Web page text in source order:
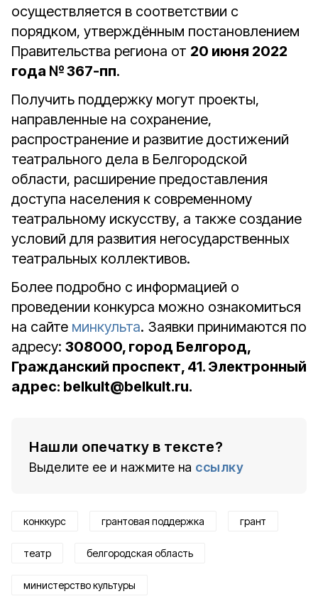
осуществляется в соответствии с
порядком, утверждённым постановлением
Правительства региона от 20 июня 2022
года № 367-пп.
Получить поддержку могут проекты,
направленные на сохранение,
распространение и развитие достижений
театрального дела в Белгородской
области, расширение предоставления
доступа населения к современному
театральному искусству, а также создание
условий для развития негосударственных
театральных коллективов.
Более подробно с информацией о
проведении конкурса можно ознакомиться
на сайте минкульта. Заявки принимаются по
адресу: 308000, город Белгород,
Гражданский проспект, 41. Электронный
адрес: belkult@belkult.ru.
Нашли опечатку в тексте?
Выделите ее и нажмите на ссылку
конккурс грантовая поддержка грант
театр белгородская область
министерство культуры